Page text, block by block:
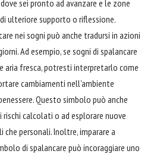
sei pronto ad avanzare e le zone
di ulteriore supporto o riflessione.
nei sogni può anche tradursi in azioni
Ad esempio, se sogni di spalancare
aria fresca, potresti interpretarlo come
cambiamenti nell’ambiente
Questo simbolo può anche
rischi calcolati o ad esplorare nuove
personali. Inoltre, imparare a
di spalancare può incoraggiare uno